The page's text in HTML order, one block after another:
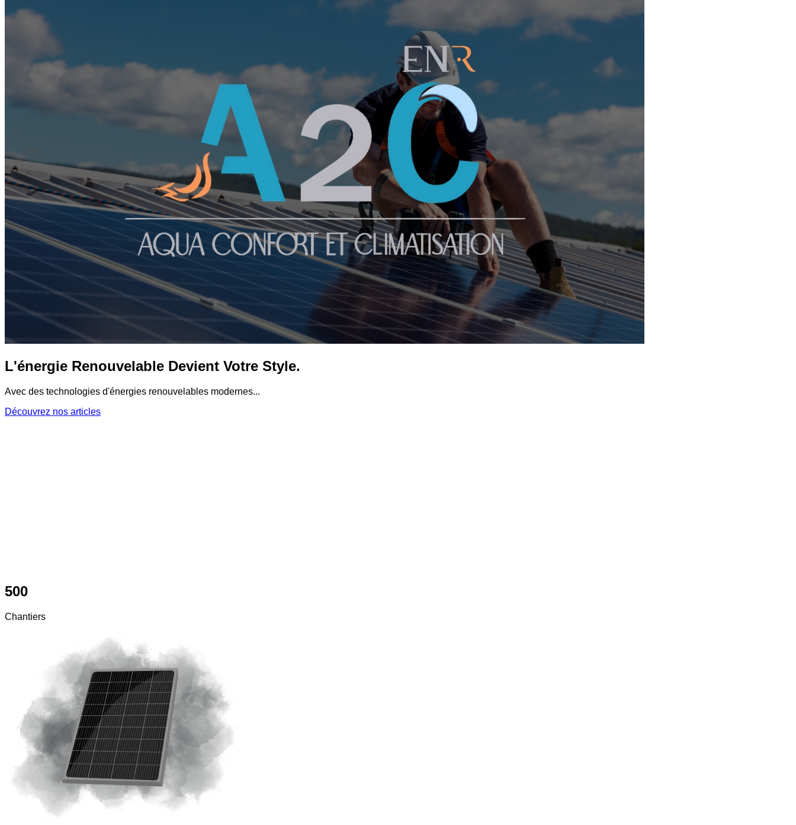
L'énergie Renouvelable Devient Votre Style.
Avec des technologies d'énergies renouvelables modernes...
Découvrez nos articles
500
Chantiers